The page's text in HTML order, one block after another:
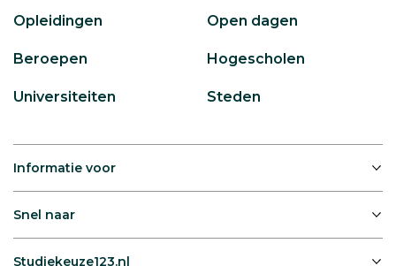
Opleidingen Open dagen
Beroepen Hogescholen
Universiteiten Steden
Informatie voor
Snel naar
Studiekeuze123.nl